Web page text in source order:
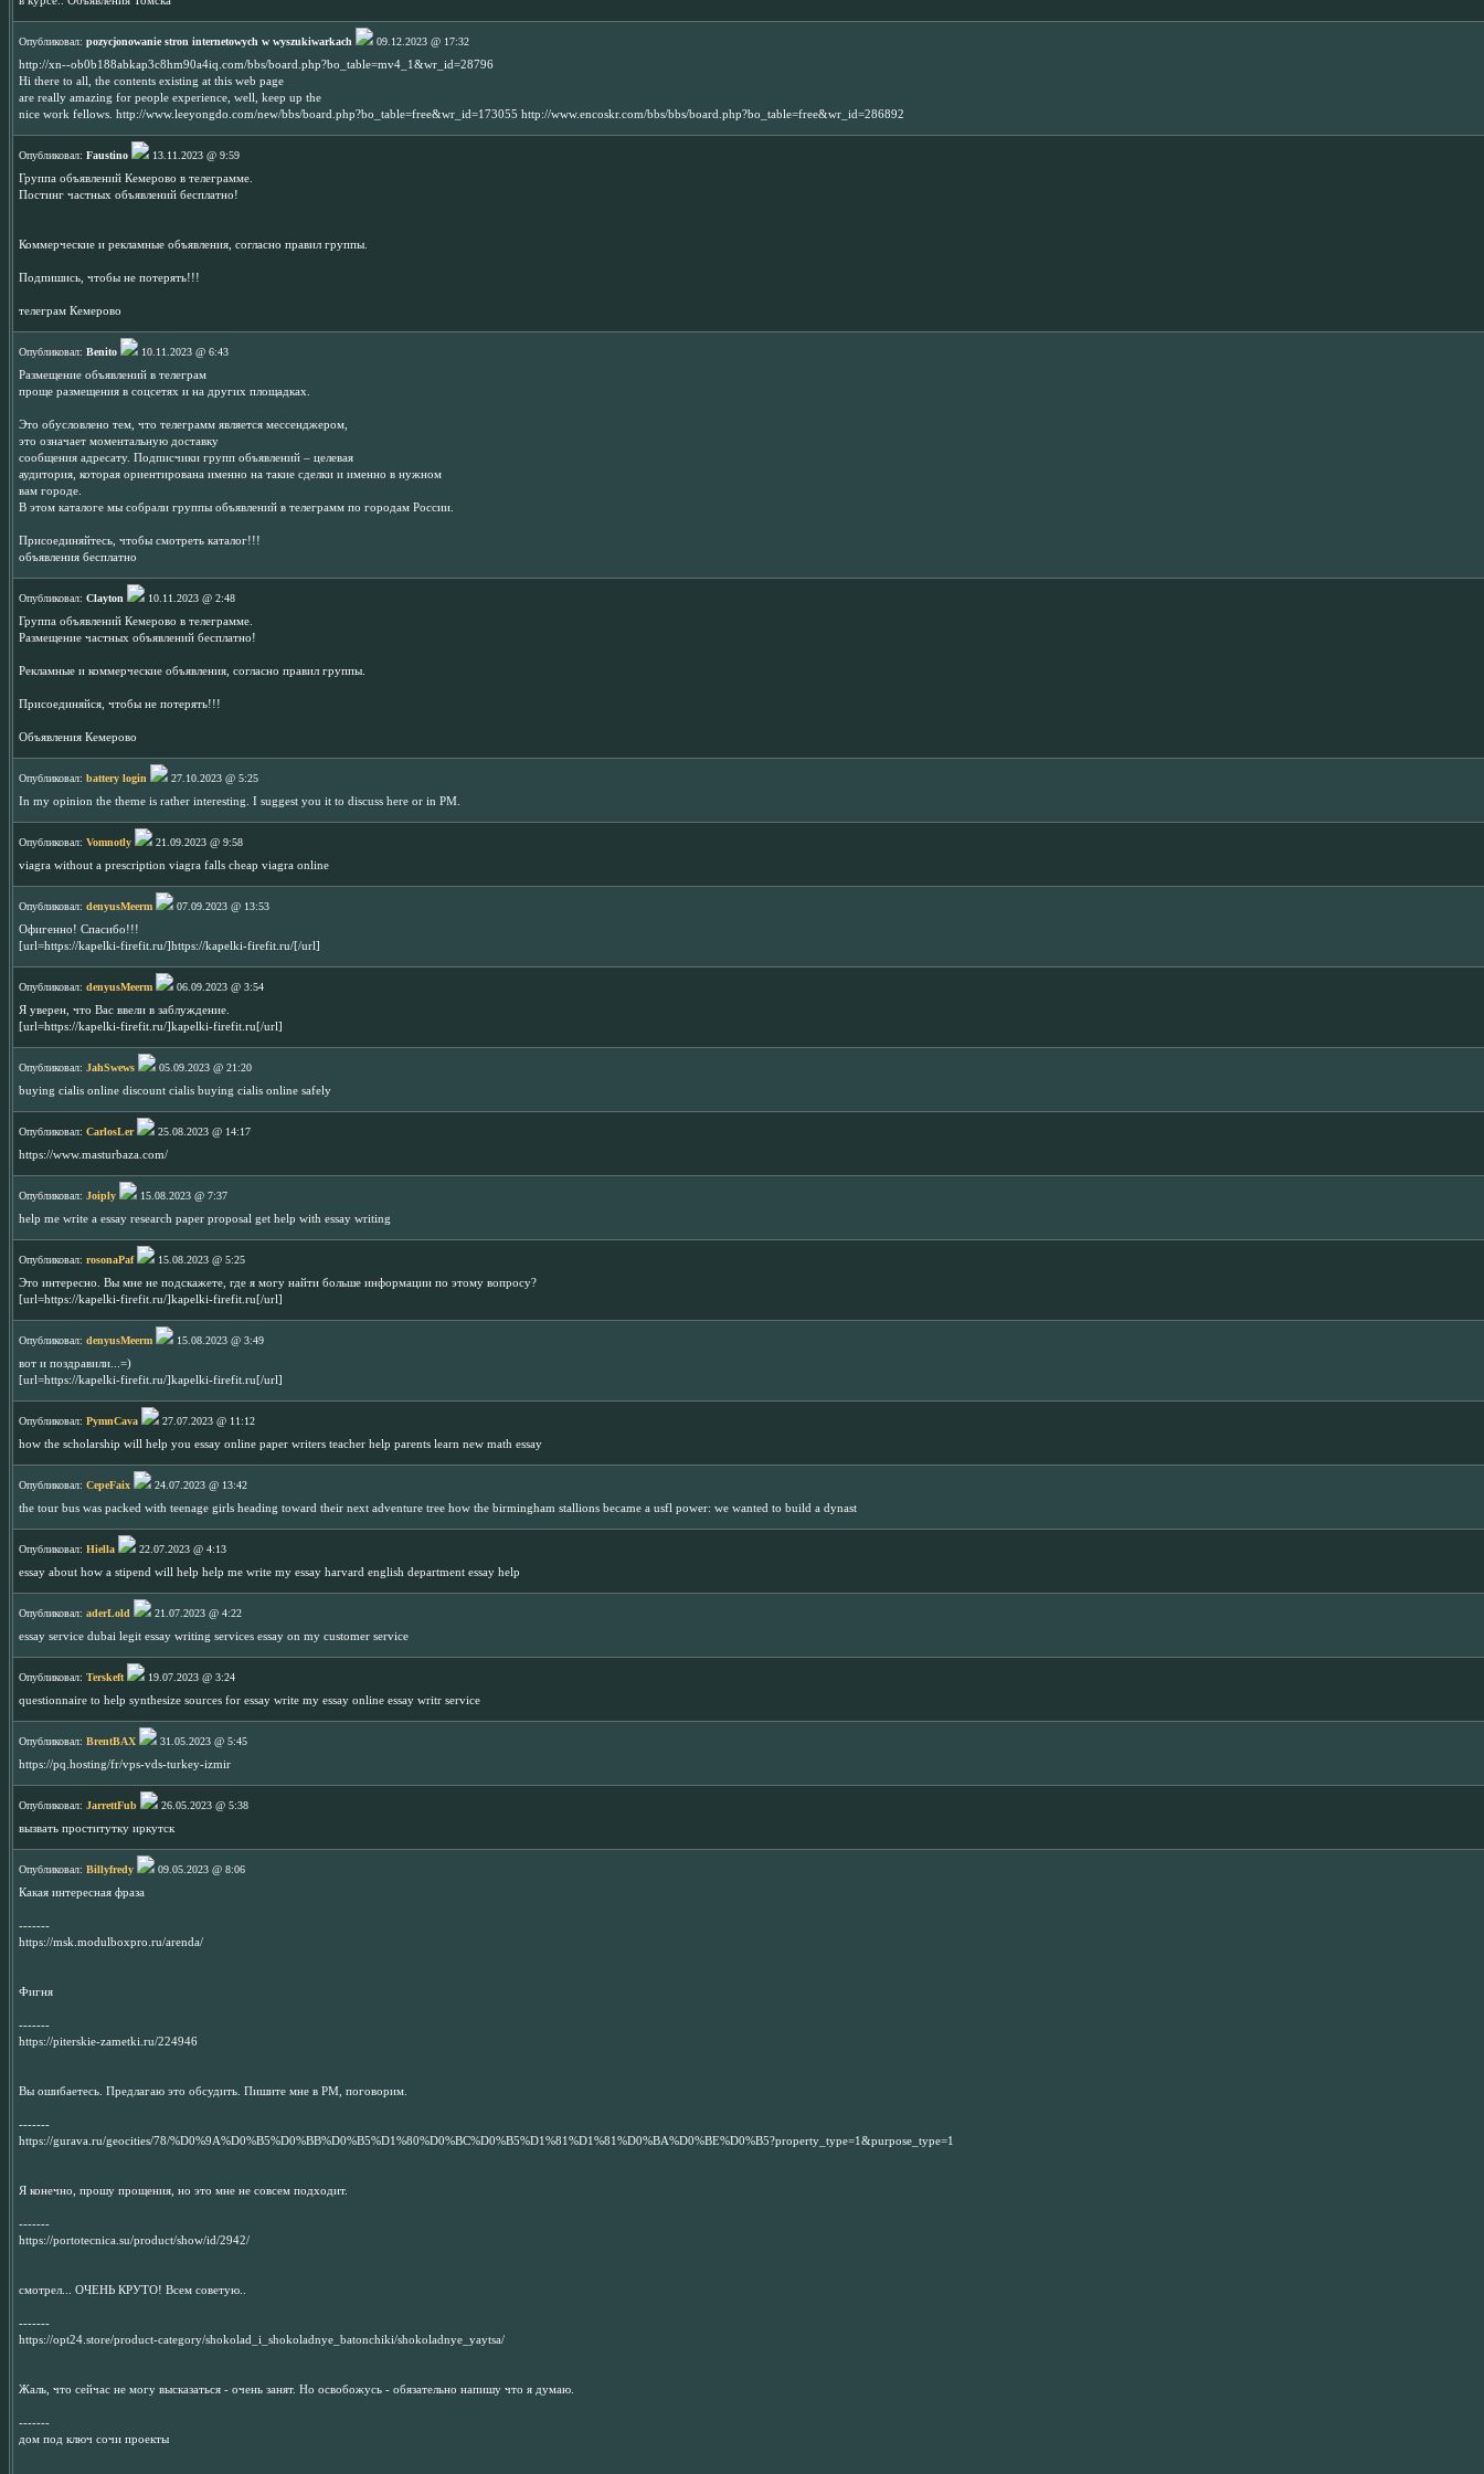
Опубликовал: pozycjonowanie stron internetowych w wyszukiwarkach
09.12.2023 @ 17:32
http://xn--ob0b188abkap3c8hm90a4iq.com/bbs/board.php?bo_table=mv4_1&wr_id=28796
Hi there to all, the contents existing at this web page
are really amazing for people experience, well, keep up the
nice work fellows. http://www.leeyongdo.com/new/bbs/board.php?bo_table=free&wr_id=173055 http://www.encoskr.com/bbs/bbs/board.php?bo_table=free&wr_id=286892
Опубликовал: Faustino
13.11.2023 @ 9:59
Группа объявлений Кемерово в телеграмме.
Постинг частных объявлений бесплатно!
Коммерческие и рекламные объявления, согласно правил группы.
Подпишись, чтобы не потерять!!!
телеграм Кемерово
Опубликовал: Benito
10.11.2023 @ 6:43
Размещение объявлений в телеграм
проще размещения в соцсетях и на других площадках.
Это обусловлено тем, что телеграмм является мессенджером,
это означает моментальную доставку
сообщения адресату. Подписчики групп объявлений – целевая
аудитория, которая ориентирована именно на такие сделки и именно в нужном
вам городе.
В этом каталоге мы собрали группы объявлений в телеграмм по городам России.
Присоединяйтесь, чтобы смотреть каталог!!!
объявления бесплатно
Опубликовал: Clayton
10.11.2023 @ 2:48
Группа объявлений Кемерово в телеграмме.
Размещение частных объявлений бесплатно!
Рекламные и коммерческие объявления, согласно правил группы.
Присоединяйся, чтобы не потерять!!!
Объявления Кемерово
Опубликовал: battery login
27.10.2023 @ 5:25
In my opinion the theme is rather interesting. I suggest you it to discuss here or in PM.
Опубликовал: Vomnotly
21.09.2023 @ 9:58
viagra without a prescription viagra falls cheap viagra online
Опубликовал: denyusMeerm
07.09.2023 @ 13:53
Офигенно! Спасибо!!!
[url=https://kapelki-firefit.ru/]https://kapelki-firefit.ru/[/url]
Опубликовал: denyusMeerm
06.09.2023 @ 3:54
Я уверен, что Вас ввели в заблуждение.
[url=https://kapelki-firefit.ru/]kapelki-firefit.ru[/url]
Опубликовал: JahSwews
05.09.2023 @ 21:20
buying cialis online discount cialis buying cialis online safely
Опубликовал: CarlosLer
25.08.2023 @ 14:17
https://www.masturbaza.com/
Опубликовал: Joiply
15.08.2023 @ 7:37
help me write a essay research paper proposal get help with essay writing
Опубликовал: rosonaPaf
15.08.2023 @ 5:25
Это интересно. Вы мне не подскажете, где я могу найти больше информации по этому вопросу?
[url=https://kapelki-firefit.ru/]kapelki-firefit.ru[/url]
Опубликовал: denyusMeerm
15.08.2023 @ 3:49
вот и поздравили...=)
[url=https://kapelki-firefit.ru/]kapelki-firefit.ru[/url]
Опубликовал: PymnCava
27.07.2023 @ 11:12
how the scholarship will help you essay online paper writers teacher help parents learn new math essay
Опубликовал: CepeFaix
24.07.2023 @ 13:42
the tour bus was packed with teenage girls heading toward their next adventure tree how the birmingham stallions became a usfl power: we wanted to build a dynast
Опубликовал: Hiella
22.07.2023 @ 4:13
essay about how a stipend will help help me write my essay harvard english department essay help
Опубликовал: aderLold
21.07.2023 @ 4:22
essay service dubai legit essay writing services essay on my customer service
Опубликовал: Terskeft
19.07.2023 @ 3:24
questionnaire to help synthesize sources for essay write my essay online essay writr service
Опубликовал: BrentBAX
31.05.2023 @ 5:45
https://pq.hosting/fr/vps-vds-turkey-izmir
Опубликовал: JarrettFub
26.05.2023 @ 5:38
вызвать проститутку иркутск
Опубликовал: Billyfredy
09.05.2023 @ 8:06
Какая интересная фраза
-------
https://msk.modulboxpro.ru/arenda/
Фигня
-------
https://piterskie-zametki.ru/224946
Вы ошибаетесь. Предлагаю это обсудить. Пишите мне в PM, поговорим.
-------
https://gurava.ru/geocities/78/%D0%9A%D0%B5%D0%BB%D0%B5%D1%80%D0%BC%D0%B5%D1%81%D1%81%D0%BA%D0%BE%D0%B5?property_type=1&purpose_type=1
Я конечно, прошу прощения, но это мне не совсем подходит.
-------
https://portotecnica.su/product/show/id/2942/
смотрел... ОЧЕНЬ КРУТО! Всем советую..
-------
https://opt24.store/product-category/shokolad_i_shokoladnye_batonchiki/shokoladnye_yaytsa/
Жаль, что сейчас не могу высказаться - очень занят. Но освобожусь - обязательно напишу что я думаю.
-------
дом под ключ сочи проекты